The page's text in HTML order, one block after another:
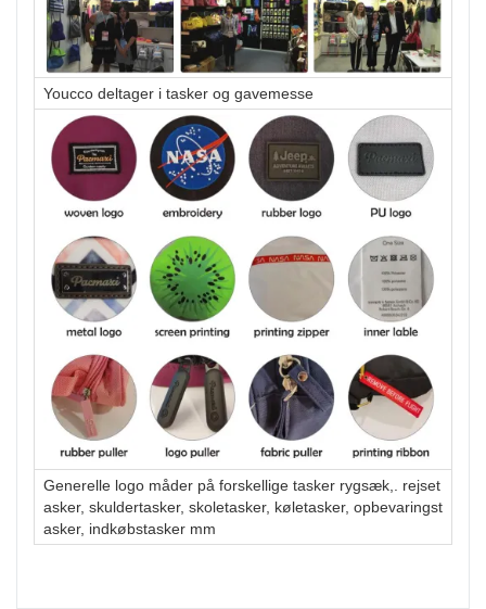
Youcco deltager i tasker og gavemesse
Generelle logo måder på forskellige tasker rygsæk,. rejset
asker, skuldertasker, skoletasker, køletasker, opbevaringst
asker, indkøbstasker mm